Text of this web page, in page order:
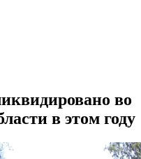
во
в этом году